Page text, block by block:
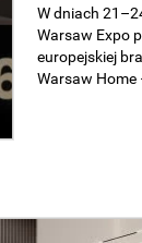
przestrzenie,